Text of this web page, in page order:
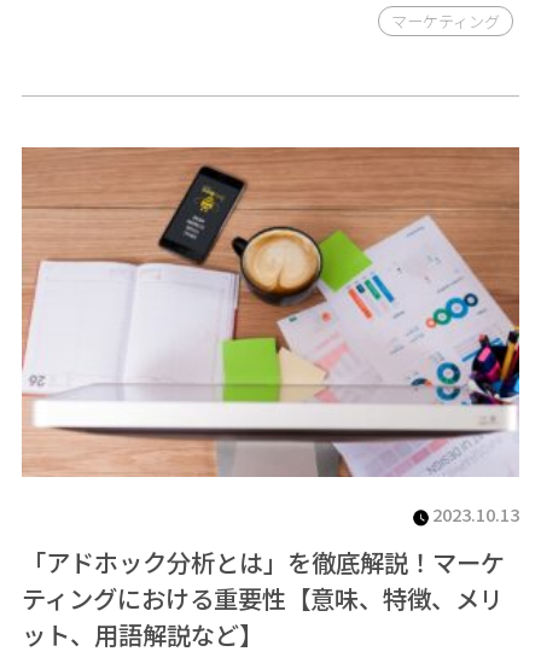
マーケティング
2023.10.13
「アドホック分析とは」を徹底解説！マーケ
ティングにおける重要性【意味、特徴、メリ
ット、用語解説など】